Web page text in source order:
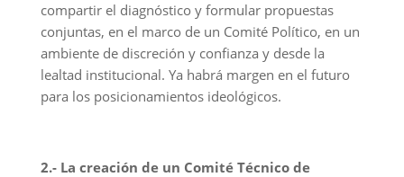
compartir el diagnóstico y formular propuestas
conjuntas, en el marco de un Comité Político, en un
ambiente de discreción y confianza y desde la
lealtad institucional. Ya habrá margen en el futuro
para los posicionamientos ideológicos.
2.- La creación de un Comité Técnico de